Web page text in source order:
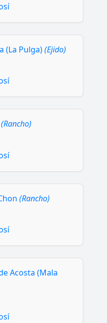
(La Pulga)(Ejido)
(Rancho)
(Rancho)
Acosta (Mala